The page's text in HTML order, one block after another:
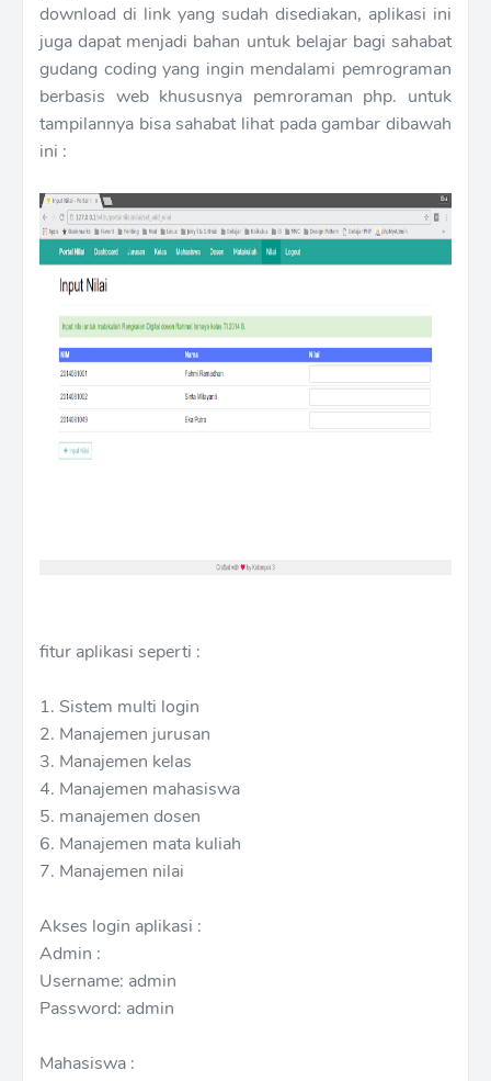
download di link yang sudah disediakan, aplikasi ini
juga dapat menjadi bahan untuk belajar bagi sahabat
gudang coding yang ingin mendalami pemrograman
berbasis web khususnya pemroraman php. untuk
tampilannya bisa sahabat lihat pada gambar dibawah
ini :
fitur aplikasi seperti :
1. Sistem multi login
2. Manajemen jurusan
3. Manajemen kelas
4. Manajemen mahasiswa
5. manajemen dosen
6. Manajemen mata kuliah
7. Manajemen nilai
Akses login aplikasi :
Admin :
Username: admin
Password: admin
Mahasiswa :